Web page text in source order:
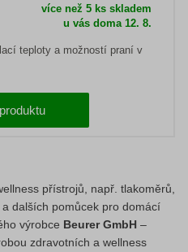
více než 5 ks skladem
u vás doma 12. 8.
teploty a možností praní v
přístrojů, např. tlakoměrů,
dalších pomůcek pro domácí
výrobce Beurer GmbH –
zdravotních a wellness